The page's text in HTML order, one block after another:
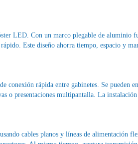
LED. Con un marco plegable de aluminio
Este diseño ahorra tiempo, espacio y
conexión rápida entre gabinetes. Se pueden
o presentaciones multipantalla. La
cables planos y líneas de alimentación